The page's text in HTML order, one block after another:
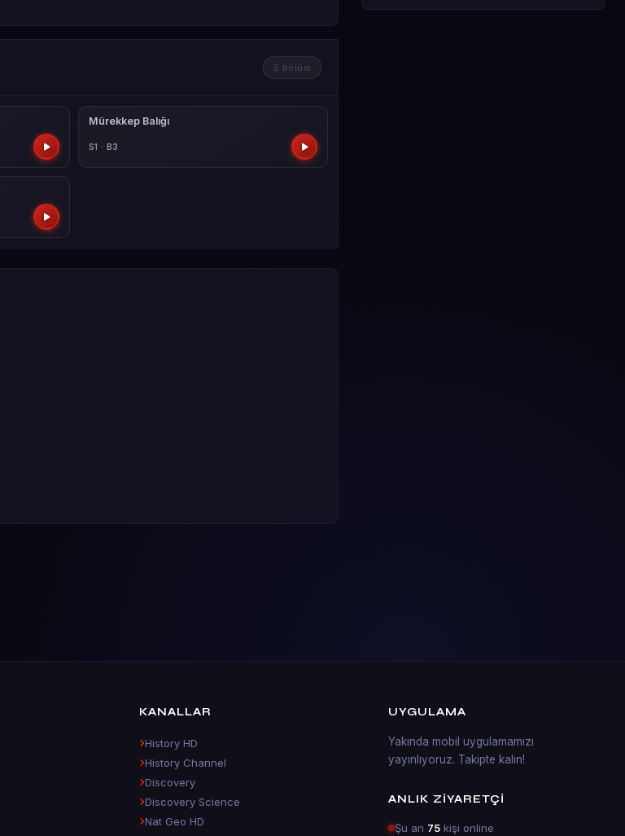
5 bölüm
Mürekkep Balığı
S1 · B3
KANALLAR
History HD
History Channel
Discovery
Discovery Science
Nat Geo HD
UYGULAMA
Yakında mobil uygulamamızı
yayınlıyoruz. Takipte kalın!
ANLIK ZIYARETÇI
Şu an 75 kişi online